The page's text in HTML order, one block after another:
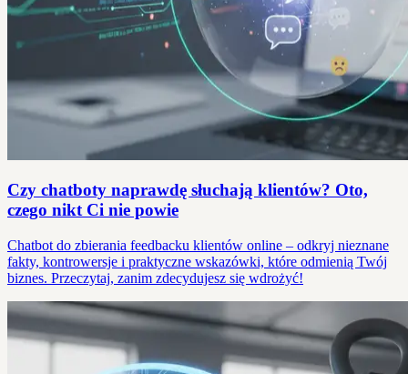
Czy chatboty naprawdę słuchają klientów? Oto,
czego nikt Ci nie powie
Chatbot do zbierania feedbacku klientów online – odkryj nieznane
fakty, kontrowersje i praktyczne wskazówki, które odmienią Twój
biznes. Przeczytaj, zanim zdecydujesz się wdrożyć!